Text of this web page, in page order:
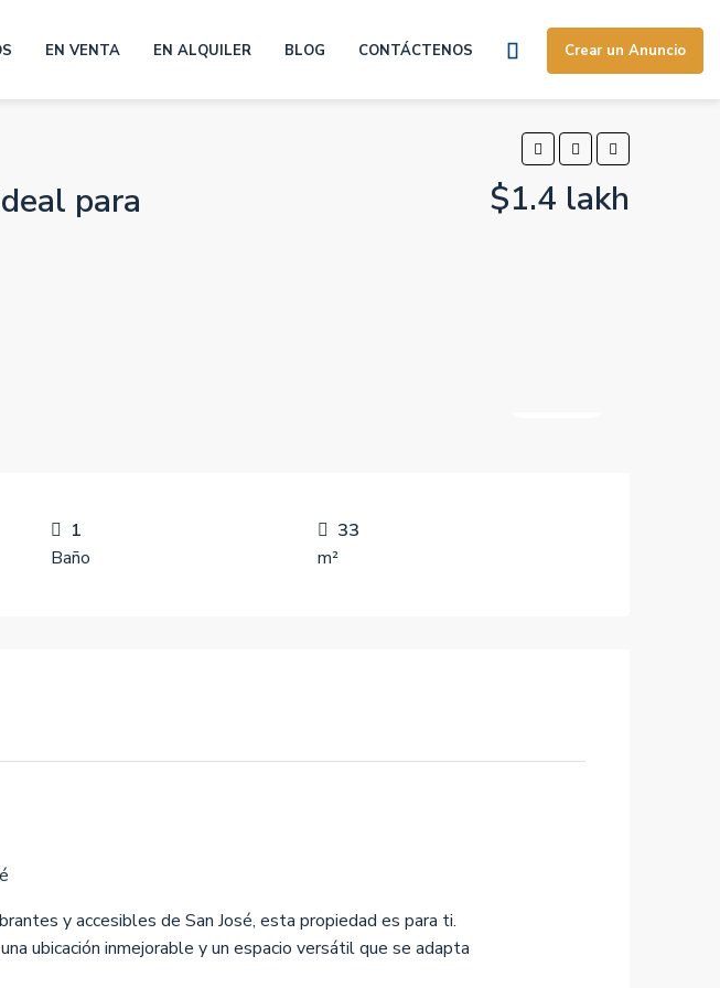
EN VENTA EN ALQUILER BLOG CONTÁCTENOS Crear un Anuncio
para
$1.4 lakh
1
Baño
33
m²
y accesibles de San José, esta propiedad es para ti.
ubicación inmejorable y un espacio versátil que se adapta